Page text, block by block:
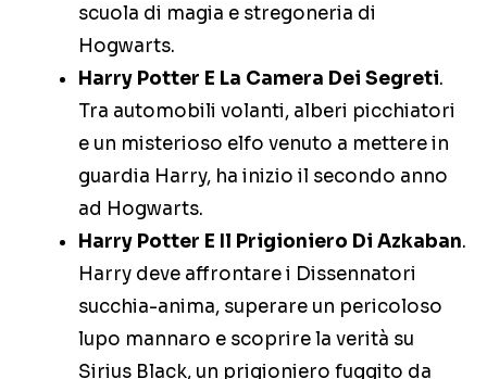
scuola di magia e stregoneria di
Hogwarts.
Harry Potter E La Camera Dei Segreti.
Tra automobili volanti, alberi picchiatori
e un misterioso elfo venuto a mettere in
guardia Harry, ha inizio il secondo anno
ad Hogwarts.
Harry Potter E Il Prigioniero Di Azkaban.
Harry deve affrontare i Dissennatori
succhia-anima, superare un pericoloso
lupo mannaro e scoprire la verità su
Sirius Black, un prigioniero fuggito da